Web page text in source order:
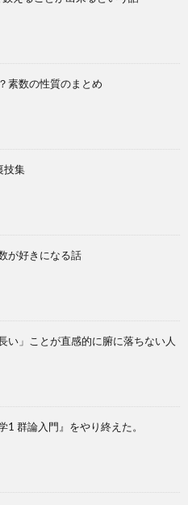
素数の性質のまとめ
技集
が好きになる話
い」ことが直感的に腑に落ちない人
1 群論入門』をやり終えた。